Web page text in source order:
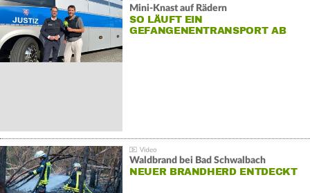
Mini-Knast auf Rädern
SO LÄUFT EIN
GEFANGENENTRANSPORT AB
Waldbrand bei Bad Schwalbach
NEUER BRANDHERD ENTDECKT